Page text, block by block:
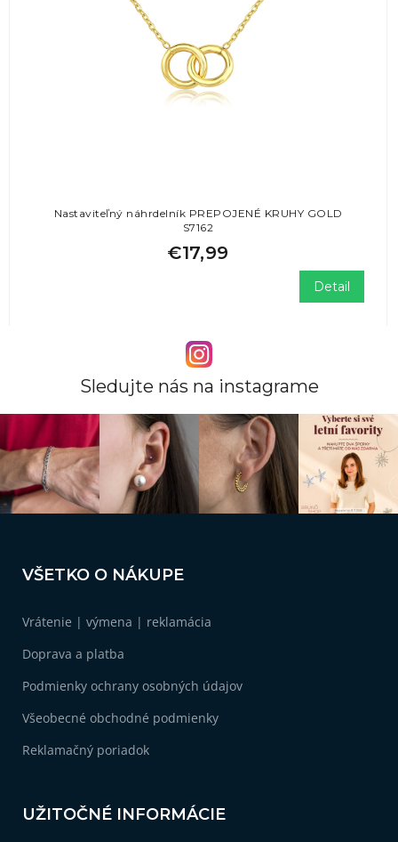
Nastaviteľný náhrdelník PREPOJENÉ KRUHY GOLD
S7162
€17,99
Detail
Sledujte nás na instagrame
VŠETKO O NÁKUPE
Vrátenie | výmena | reklamácia
Doprava a platba
Podmienky ochrany osobných údajov
Všeobecné obchodné podmienky
Reklamačný poriadok
UŽITOČNÉ INFORMÁCIE